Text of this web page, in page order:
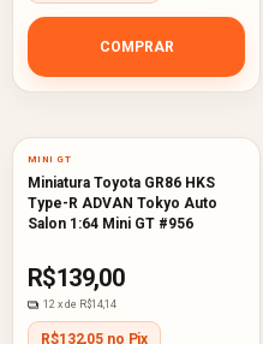
COMPRAR
MINI GT
Miniatura Toyota GR86 HKS
Type-R ADVAN Tokyo Auto
Salon 1:64 Mini GT #956
R$139,00
12 x de R$14,14
R$132,05 no Pix